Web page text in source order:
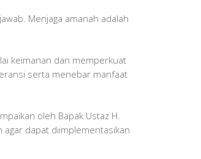
Menjaga amanah adalah
keimanan dan memperkuat
serta menebar manfaat
oleh Bapak Ustaz H.
agar dapat diimplementasikan